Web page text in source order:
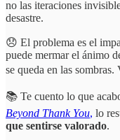
no las iteraciones
desastre.
😞 El problema es el
puede mermar el ánimo
se queda en las sombras.
📚 Te cuento lo que
Beyond Thank You, lo
que sentirse valorado.